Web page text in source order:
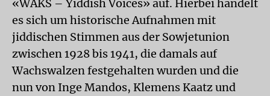
«WAKS – Yiddish Voices» auf. Hierbei handelt
es sich um historische Aufnahmen mit
jiddischen Stimmen aus der Sowjetunion
zwischen 1928 bis 1941, die damals auf
Wachswalzen festgehalten wurden und die
nun von Inge Mandos, Klemens Kaatz und